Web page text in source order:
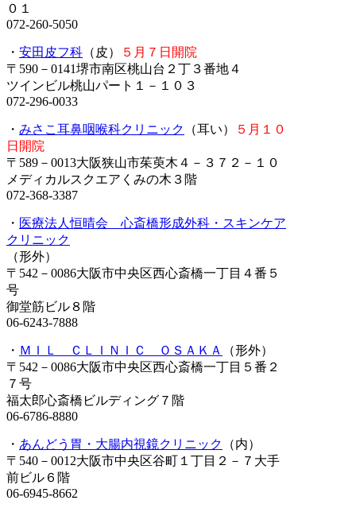
０１
072-260-5050
・ 安田皮フ科 （皮）
５月７日開院
〒590－0141堺市南区桃山台２丁３番地４
ツインビル桃山パート１－１０３
072-296-0033
・ みさこ耳鼻咽喉科クリニック （耳い）
５月１０
日開院
〒589－0013大阪狭山市茱萸木４－３７２－１０
メディカルスクエアくみの木３階
072-368-3387
・ 医療法人恒晴会 心斎橋形成外科・スキンケア
クリニック
（形外）
〒542－0086大阪市中央区西心斎橋一丁目４番５
号
御堂筋ビル８階
06-6243-7888
・ ＭＩＬ ＣＬＩＮＩＣ ＯＳＡＫＡ
（形外）
〒542－0086大阪市中央区西心斎橋一丁目５番２
７号
福太郎心斎橋ビルディング７階
06-6786-8880
・ あんどう胃・大腸内視鏡クリニック
（内）
〒540－0012大阪市中央区谷町１丁目２－７大手
前ビル６階
06-6945-8662